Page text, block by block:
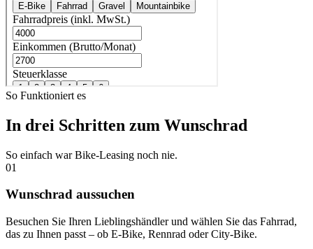
So Funktioniert es
In drei Schritten zum Wunschrad
So einfach war Bike-Leasing noch nie.
01
Wunschrad aussuchen
Besuchen Sie Ihren Lieblingshändler und wählen Sie das Fahrrad,
das zu Ihnen passt – ob E-Bike, Rennrad oder City-Bike.